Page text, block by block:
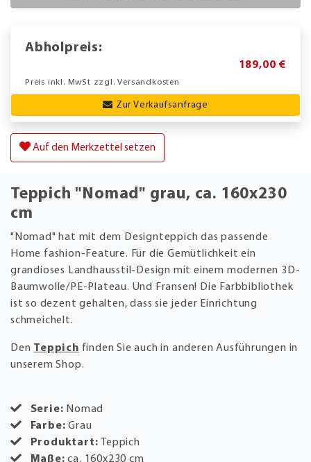
Abholpreis:
189,00 €
Preis inkl. MwSt zzgl. Versandkosten
Zur Verkaufsanfrage
Auf den Merkzettel setzen
Teppich "Nomad" grau, ca. 160x230
cm
"Nomad" hat mit dem Designteppich das passende
Home fashion-Feature. Für die Gemütlichkeit ein
grandioses Landhausstil-Design mit einem modernen 3D-
Baumwolle/PE-Plateau. Und Fransen! Die Farbbibliothek
ist so dezent gehalten, dass sie jeder Einrichtung
schmeichelt.
Den Teppich finden Sie auch in anderen Ausführungen in
unserem Shop.
Serie: Nomad
Farbe: Grau
Produktart:
Teppich
Maße:ca. 160x230 cm